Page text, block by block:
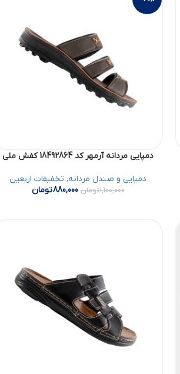
دمپایی مردانه آرمهر کد 18492864 کفش ملی
دمپایی و صندل مردانه, تخفیفات اربعین
1,100,000تومان 880,000تومان